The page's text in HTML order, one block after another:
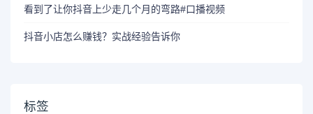
看到了让你抖音上少走几个月的弯路#口播视频
抖音小店怎么赚钱？实战经验告诉你
标签